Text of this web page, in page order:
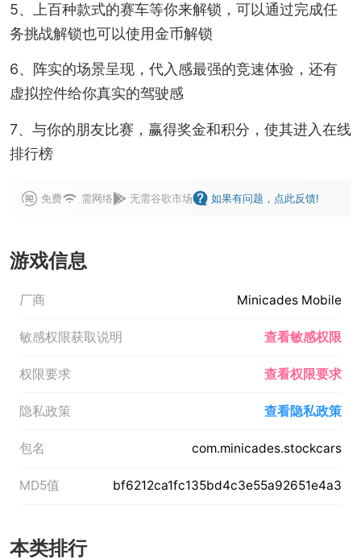
5、上百种款式的赛车等你来解锁，可以通过完成任
务挑战解锁也可以使用金币解锁
6、阵实的场景呈现，代入感最强的竞速体验，还有
虚拟控件给你真实的驾驶感
7、与你的朋友比赛，赢得奖金和积分，使其进入在线
排行榜
免费 需网络 无需谷歌市场 如果有问题，点此反馈!
游戏信息
厂商 Minicades Mobile
敏感权限获取说明 查看敏感权限
权限要求 查看权限要求
隐私政策 查看隐私政策
包名 com.minicades.stockcars
MD5值 bf6212ca1fc135bd4c3e55a92651e4a3
本类排行